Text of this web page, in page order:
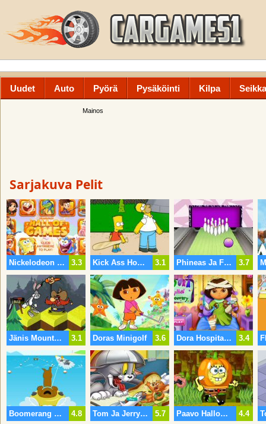
Uudet Auto Pyörä Pysäköinti Kilpa
Mainos
Sarjakuva Pelit
3.3
Nickelodeon Hall Of Games 3.1
Kick Ass Homer 3.7
Phineas Ja Ferb Keilailu
3.1
Jänis Mountain Madness 3.6
Doras Minigolf 3.4
Dora Hospital Recovery
4.8
Boomerang Sports 5.7
Tom Ja Jerry Spin Puzzle 4.4
Paavo Halloween Run